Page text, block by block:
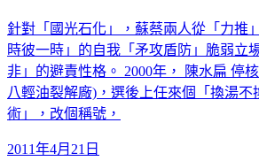
針對「國光石化」，蘇蔡兩人從「力推
時彼一時」的自我「矛攻盾防」脆弱立
非」的避責性格。 2000年， 陳水扁 停
八輕油裂解廠)，選後上任來個「換湯不
術」，改個稱號，
2011年4月21日